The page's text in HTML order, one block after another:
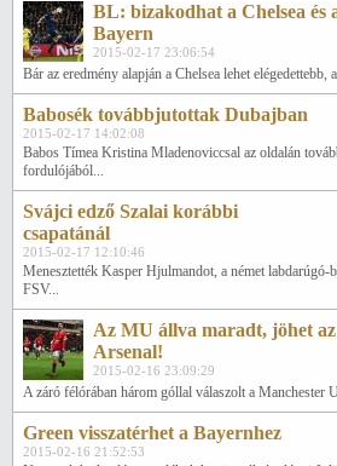
BL: bizakodhat a Chelsea és
Bayern
2015-02-17 23:06:54
Bár az eredmény alapján a Chelsea lehet elégedettebb,
Babosék továbbjutottak Dubajban
2015-02-17 14:02:08
Babos Tímea Kristina Mladenoviccsal az oldalán
fordulójából...
Svájci edző Szalai korábbi
csapatánál
2015-02-17 12:10:46
Menesztették Kasper Hjulmandot, a német labdarúgó-
FSV...
Az MU állva maradt, jöhet az
Arsenal!
2015-02-16 23:09:29
A záró félórában három góllal válaszolt a Manchester
Green visszatérhet a Bayernhez
2015-02-16 21:52:53